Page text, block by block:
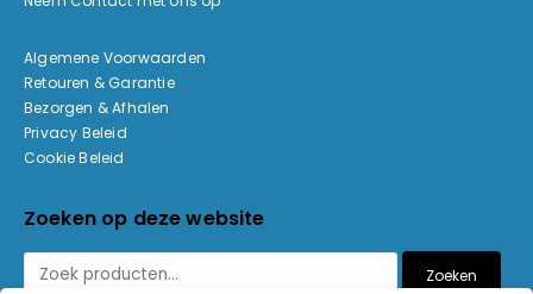
Algemene Voorwaarden
Retouren & Garantie
Bezorgen & Afhalen
Privacy Beleid
Cookie Beleid
Zoeken op deze website
Zoeken